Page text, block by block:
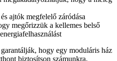
ajtók megfelelő záródása
megőrizzük a kellemes belső
hogy egy moduláris ház
biztosítson számunkra.